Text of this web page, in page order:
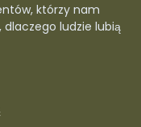
którzy nam
dlaczego ludzie lubią